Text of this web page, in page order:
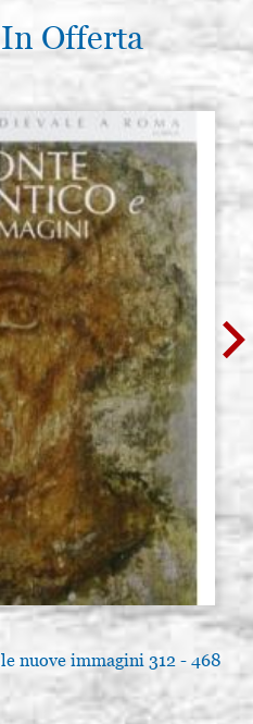
Offerta
nuove immagini 312 - 468